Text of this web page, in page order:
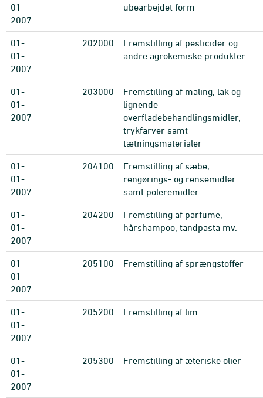
01-
2007
ubearbejdet form
01-
01-
2007
202000
Fremstilling af pesticider og
andre agrokemiske produkter
01-
01-
2007
203000
Fremstilling af maling, lak og
lignende
overfladebehandlingsmidler,
trykfarver samt
tætningsmaterialer
01-
01-
2007
204100
Fremstilling af sæbe,
rengørings- og rensemidler
samt poleremidler
01-
01-
2007
204200
Fremstilling af parfume,
hårshampoo, tandpasta mv.
01-
01-
2007
205100 Fremstilling af sprængstoffer
01-
01-
2007
205200 Fremstilling af lim
01-
01-
2007
205300 Fremstilling af æteriske olier